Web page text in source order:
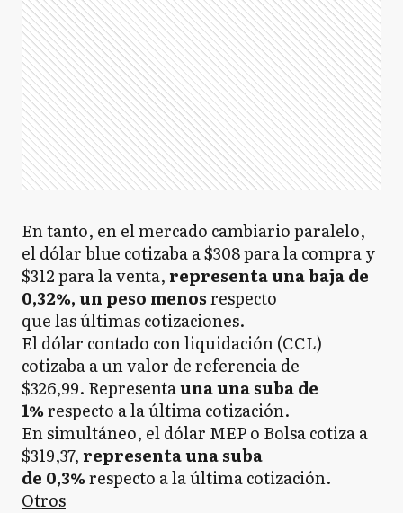
En tanto, en el mercado cambiario paralelo,
el dólar blue cotizaba a $308 para la compra y
$312 para la venta, representa una baja de
0,32%, un peso menosrespecto
que las últimas cotizaciones.
El dólar contado con liquidación (CCL)
cotizaba a un valor de referencia de
$326,99. Representauna una suba de
1%respecto ala última cotización.
En simultáneo, el dólar MEP o Bolsa cotiza a
$319,37, representa una suba
de 0,3%respecto a la última cotización.
Otros